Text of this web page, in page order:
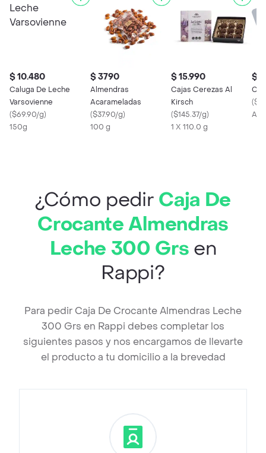
$ 10.480
Caluga De Leche
Varsovienne
($69.90/g)
150g
$ 3790
Almendras
Acarameladas
($37.90/g)
100 g
$ 15.990
Cajas Cerezas Al
Kirsch
($145.37/g)
1 X 110.0 g
$
(
¿Cómo pedir Caja De
Crocante Almendras
Leche 300 Grs en
Rappi?
Para pedir Caja De Crocante Almendras Leche
300 Grs en Rappi debes completar los
siguientes pasos y nos encargamos de llevarte
el producto a tu domicilio a la brevedad